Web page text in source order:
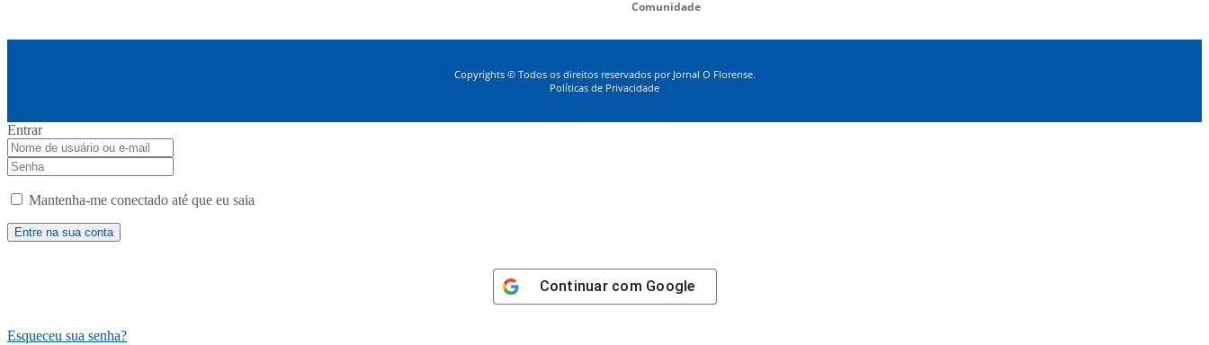
Comunidade
Copyrights © Todos os direitos reservados por Jornal O Florense.
Políticas de Privacidade
Entrar
Mantenha-me conectado até que eu saia
Continuar com Google
Esqueceu sua senha?